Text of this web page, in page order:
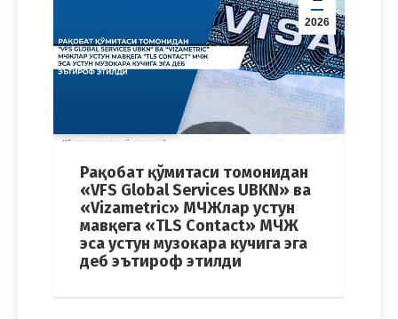
2026
Рақобат қўмитаси томонидан
«VFS Global Services UBKN» ва
«Vizametric» МЧЖлар устун
мавқега «TLS Contact» МЧЖ
эса устун музокара кучига эга
деб эътироф этилди